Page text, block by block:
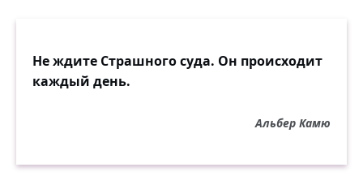
Не ждите Страшного суда. Он происходит
каждый день.
Альбер Камю